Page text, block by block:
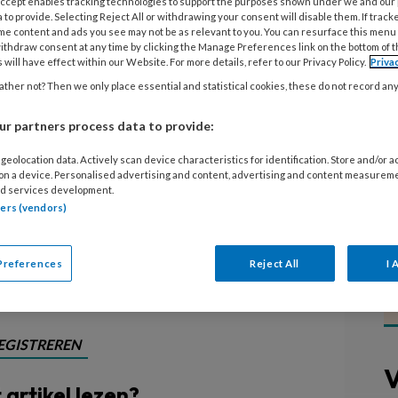
een initiatief van de
BOink, Voor Werkende ouders,
heeft geresulteerd in een boek
zijn verwerkt. Minister
Boek van de Kinderopvang in
van de Brancheorganisatie
wordt het boek ook
kinderopvang in de Tweede
to provide. Selecting Reject All or withdrawing your consent will disable them. If
content and ads you see may not be as relevant to you. You can resurface this
consent at any time by clicking the Manage Preferences link on the bottom of
will have effect within our Website. For more details, refer to our Privacy Policy.
not? Then we only place essential and statistical cookies, these do not record
partners process data to provide:
data. Actively scan device characteristics for identification. Store and/or
a device. Personalised advertising and content, advertising and content
services development.
(vendors)
Reject All I